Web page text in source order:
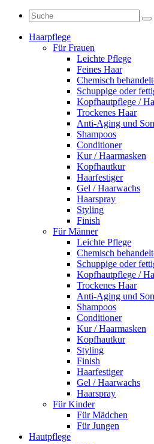
Haarpflege
Für Frauen
Leichte Pflege
Feines Haar
Chemisch
Schuppige oder
Kopfhautpflege /
Trockenes Haar
Anti-Aging und
Shampoos
Conditioner
Kur / Haarmasken
Kopfhautkur
Haarfestiger
Gel / Haarwachs
Haarspray
Styling
Finish
Für Männer
Leichte Pflege
Chemisch
Schuppige oder
Kopfhautpflege /
Trockenes Haar
Anti-Aging und
Shampoos
Conditioner
Kur / Haarmasken
Kopfhautkur
Styling
Finish
Haarfestiger
Gel / Haarwachs
Haarspray
Für Kinder
Für Mädchen
Für Jungen
Hautpflege